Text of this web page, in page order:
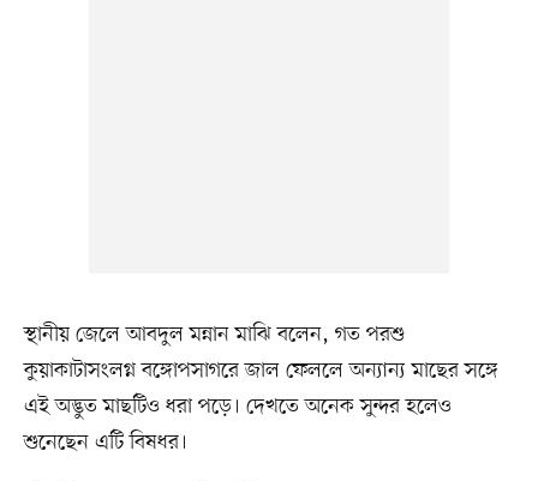
স্থানীয় জেলে আবদুল মন্নান মাঝি বলেন, গত পরশু
কুয়াকাটাসংলগ্ন বঙ্গোপসাগরে জাল ফেললে অন্যান্য মাছের সঙ্গে
এই অদ্ভুত মাছটিও ধরা পড়ে। দেখতে অনেক সুন্দর হলেও
শুনেছেন এটি বিষধর।